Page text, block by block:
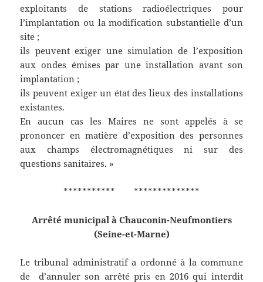
exploitants de stations radioélectriques pour
l’implantation ou la modification substantielle d’un
site ;
ils peuvent exiger une simulation de l’exposition
aux ondes émises par une installation avant son
implantation ;
ils peuvent exiger un état des lieux des installations
existantes.
En aucun cas les Maires ne sont appelés à se
prononcer en matière d’exposition des personnes
aux champs électromagnétiques ni sur des
questions sanitaires. »
*********** **************
Arrêté municipal à Chauconin-Neufmontiers
(Seine-et-Marne)
Le tribunal administratif a ordonné à la commune
de d’annuler son arrêté pris en 2016 qui interdit